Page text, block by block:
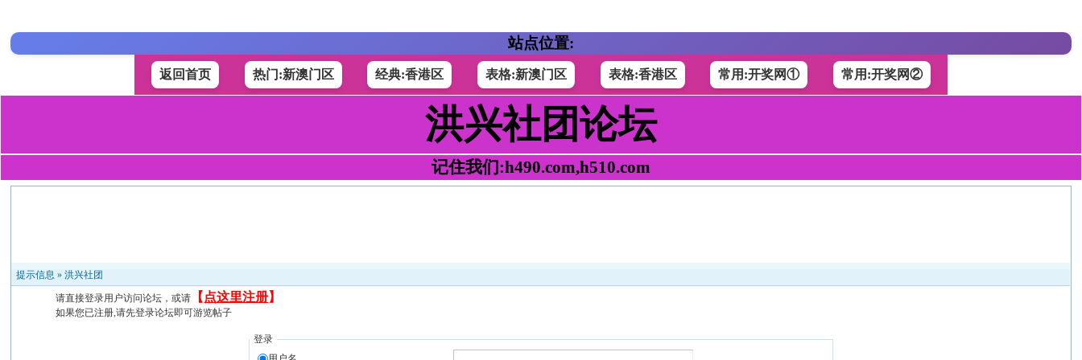
站点位置:
返回首页 热门:新澳门区 经典:香港区 表格:新澳门区 表格:香港区 常用:开奖网① 常用:开奖网②
洪兴社团论坛
记住我们:h490.com,h510.com
提示信息 »洪兴社团
请直接登录用户访问论坛，或请 【 点这里注册】
如果您已注册,请先登录论坛即可游览帖子
登录